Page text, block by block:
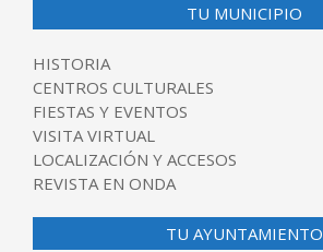
TU MUNICIPIO
HISTORIA
CENTROS CULTURALES
FIESTAS Y EVENTOS
VISITA VIRTUAL
LOCALIZACIÓN Y ACCESOS
REVISTA EN ONDA
TU AYUNTAMIENTO